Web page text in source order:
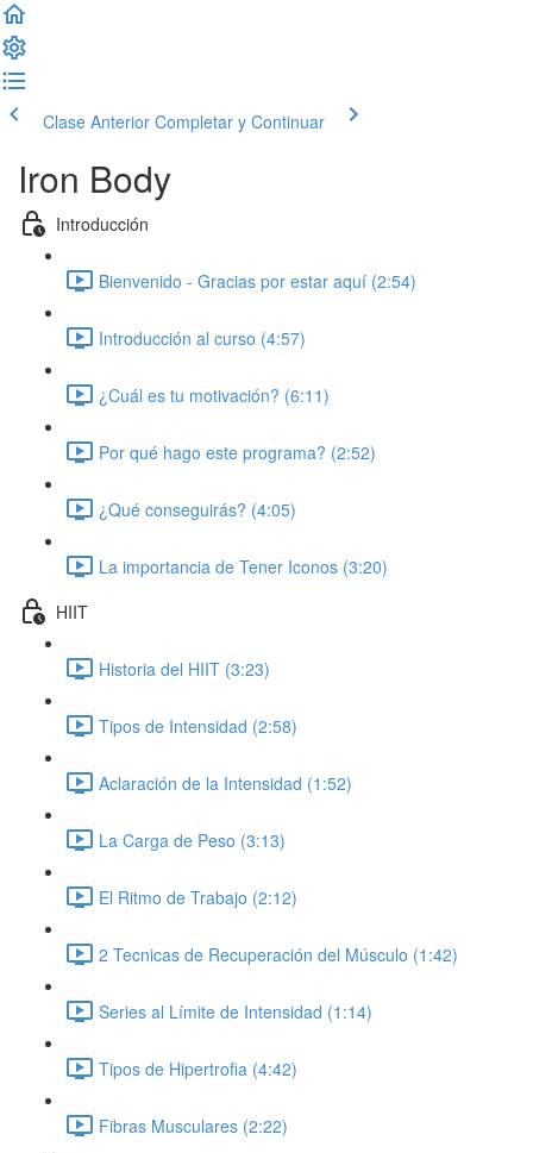
Clase Anterior Completar y Continuar
Iron Body
Introducción
Bienvenido - Gracias por estar aquí (2:54)
Introducción al curso (4:57)
¿Cuál es tu motivación? (6:11)
Por qué hago este programa? (2:52)
¿Qué conseguirás? (4:05)
La importancia de Tener Iconos (3:20)
HIIT
Historia del HIIT (3:23)
Tipos de Intensidad (2:58)
Aclaración de la Intensidad (1:52)
La Carga de Peso (3:13)
El Ritmo de Trabajo (2:12)
2 Tecnicas de Recuperación del Músculo (1:42)
Series al Límite de Intensidad (1:14)
Tipos de Hipertrofia (4:42)
Fibras Musculares (2:22)